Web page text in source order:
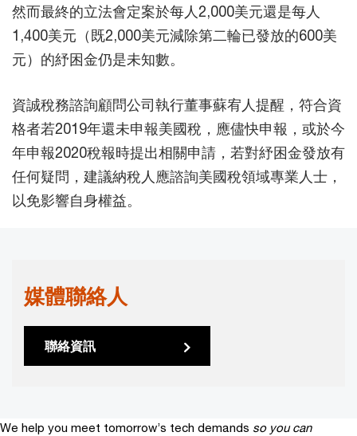
然而最終的立法會定案於每人2,000美元還是每人
1,400美元（既2,000美元減除第二輪已發放的600美
元）的紓困金仍是未知數。
資誠稅務諮詢顧問公司執行董事蘇宥人提醒，符合資
格者若2019年還未申報美國稅，應儘快申報，或於今
年申報2020稅報時提出相關申請，若對紓困金發放有
任何疑問，建議納稅人應諮詢美國稅領域專業人士，
以免影響自身權益。
媒體聯絡人
聯絡資訊
We help you meet tomorrow’s tech demands so you can